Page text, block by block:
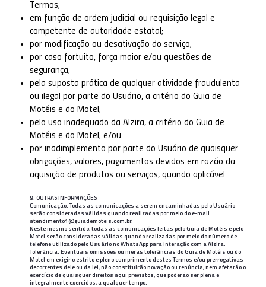
Termos;
em função de ordem judicial ou requisição legal e
competente de autoridade estatal;
por modificação ou desativação do serviço;
por caso fortuito, força maior e/ou questões de
segurança;
pela suposta prática de qualquer atividade fraudulenta
ou ilegal por parte do Usuário, a critério do Guia de
Motéis e do Motel;
pelo uso inadequado da Alzira, a critério do Guia de
Motéis e do Motel; e/ou
por inadimplemento por parte do Usuário de quaisquer
obrigações, valores, pagamentos devidos em razão da
aquisição de produtos ou serviços, quando aplicável
9. OUTRAS INFORMAÇÕES
Comunicação. Todas as comunicações a serem encaminhadas pelo Usuário
serão consideradas válidas quando realizadas por meio do e-mail
atendimento1@guiademoteis.com.br.
Neste mesmo sentido, todas as comunicações feitas pelo Guia de Motéis e pelo
Motel serão consideradas válidas quando realizadas por meio do número de
telefone utilizado pelo Usuário no WhatsApp para interação com a Alzira.
Tolerância. Eventuais omissões ou meras tolerâncias do Guia de Motéis ou do
Motel em exigir o estrito e pleno cumprimento destes Termos e/ou prerrogativas
decorrentes dele ou da lei, não constituirão novação ou renúncia, nem afetarão o
exercício de quaisquer direitos aqui previstos, que poderão ser plena e
integralmente exercidos, a qualquer tempo.